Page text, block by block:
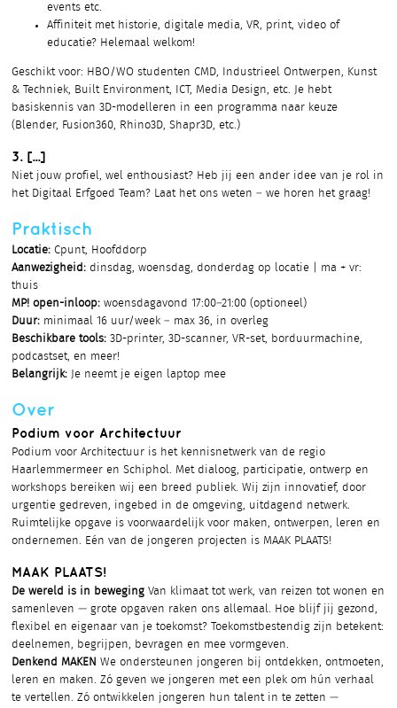
events etc.
Affiniteit met historie, digitale media, VR, print, video of
educatie? Helemaal welkom!
Geschikt voor: HBO/WO studenten CMD, Industrieel Ontwerpen, Kunst
& Techniek, Built Environment, ICT, Media Design, etc. Je hebt
basiskennis van 3D-modelleren in een programma naar keuze
(Blender, Fusion360, Rhino3D, Shapr3D, etc.)
3. [...]
Niet jouw profiel, wel enthousiast? Heb jij een ander idee van je rol in
het Digitaal Erfgoed Team? Laat het ons weten – we horen het graag!
Praktisch
Locatie: Cpunt, Hoofddorp
Aanwezigheid: dinsdag, woensdag, donderdag op locatie | ma + vr:
thuis
MP! open-inloop: woensdagavond 17:00–21:00 (optioneel)
Duur: minimaal 16 uur/week – max 36, in overleg
Beschikbare tools: 3D-printer, 3D-scanner, VR-set, borduurmachine,
podcastset, en meer!
Belangrijk: Je neemt je eigen laptop mee
Over
Podium voor Architectuur
Podium voor Architectuur is het kennisnetwerk van de regio
Haarlemmermeer en Schiphol. Met dialoog, participatie, ontwerp en
workshops bereiken wij een breed publiek. Wij zijn innovatief, door
urgentie gedreven, ingebed in de omgeving, uitdagend netwerk.
Ruimtelijke opgave is voorwaardelijk voor maken, ontwerpen, leren en
ondernemen. Eén van de jongeren projecten is MAAK PLAATS!
MAAK PLAATS!
De wereld is in beweging Van klimaat tot werk, van reizen tot wonen en
samenleven — grote opgaven raken ons allemaal. Hoe blijf jij gezond,
flexibel en eigenaar van je toekomst? Toekomstbestendig zijn betekent:
deelnemen, begrijpen, bevragen en mee vormgeven.
Denkend MAKEN We ondersteunen jongeren bij ontdekken, ontmoeten,
leren en maken. Zó geven we jongeren met een plek om hún verhaal
te vertellen. Zó ontwikkelen jongeren hun talent in te zetten —